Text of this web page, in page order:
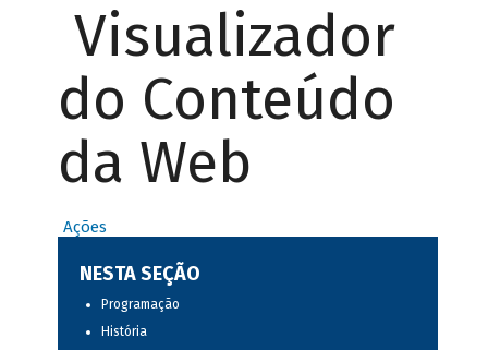
Visualizador
do Conteúdo
da Web
Ações
NESTA SEÇÃO
Programação
História